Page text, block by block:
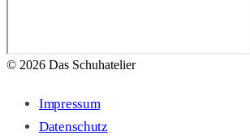
© 2026 Das Schuhatelier
Impressum
Datenschutz